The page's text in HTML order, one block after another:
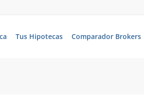
Tus Hipotecas Comparador Brokers